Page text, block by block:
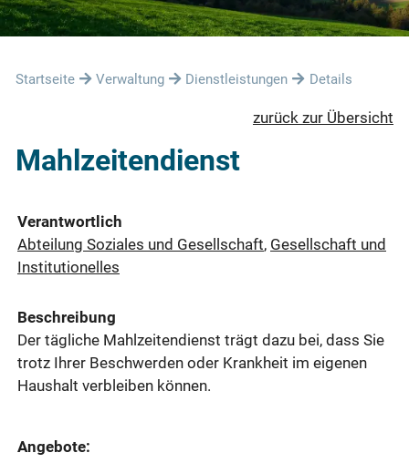
Startseite Verwaltung Dienstleistungen Details
zurück zur Übersicht
Mahlzeitendienst
Verantwortlich
Abteilung Soziales und Gesellschaft, Gesellschaft und
Institutionelles
Beschreibung
Der tägliche Mahlzeitendienst trägt dazu bei, dass Sie
trotz Ihrer Beschwerden oder Krankheit im eigenen
Haushalt verbleiben können.
Angebote: